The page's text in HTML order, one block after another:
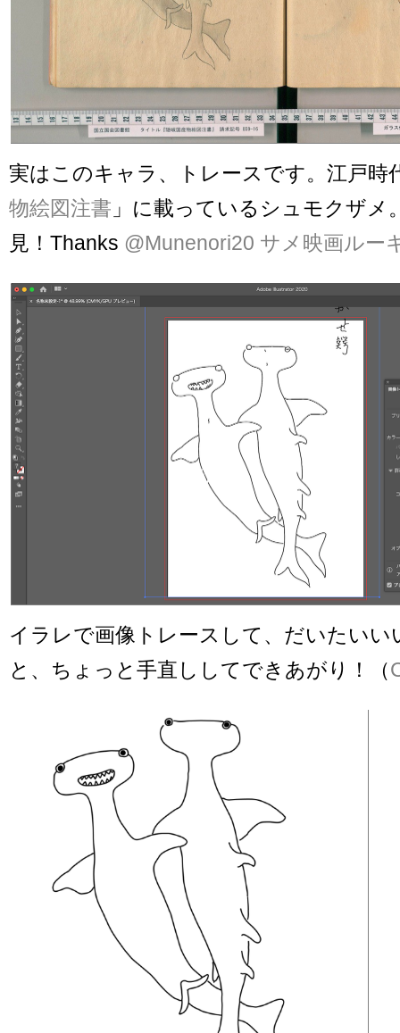
実はこのキャラ、トレースです。江戸時
物絵図注書 」に載っているシュモクザメ
見！Thanks @Munenori20 サメ映画ルー
イラレで画像トレースして、だいたいい
と、ちょっと手直ししてできあがり！（